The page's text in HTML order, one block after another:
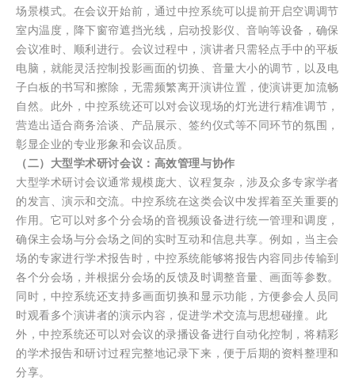
场景模式。在会议开始前，通过中控系统可以提前开启空调调节
室内温度，降下窗帘遮挡光线，启动投影仪、音响等设备，确保
会议准时、顺利进行。会议过程中，演讲者只需轻点手中的平板
电脑，就能灵活控制投影画面的切换、音量大小的调节，以及电
子白板的书写和擦除，无需频繁离开演讲位置，使演讲更加流畅
自然。此外，中控系统还可以对会议现场的灯光进行精准调节，
营造出适合商务洽谈、产品展示、签约仪式等不同环节的氛围，
彰显企业的专业形象和会议品质。
（二）大型学术研讨会议：高效管理与协作
大型学术研讨会议通常规模庞大、议程复杂，涉及众多专家学者
的发言、演示和交流。中控系统在这类会议中发挥着至关重要的
作用。它可以对多个分会场的音视频设备进行统一管理和调度，
确保主会场与分会场之间的实时互动和信息共享。例如，当主会
场的专家进行学术报告时，中控系统能够将报告内容同步传输到
各个分会场，并根据分会场的反馈及时调整音量、画面等参数。
同时，中控系统还支持多画面切换和显示功能，方便参会人员同
时观看多个演讲者的演示内容，促进学术交流与思想碰撞。此
外，中控系统还可以对会议的录播设备进行自动化控制，将精彩
的学术报告和研讨过程完整地记录下来，便于后期的资料整理和
分享。